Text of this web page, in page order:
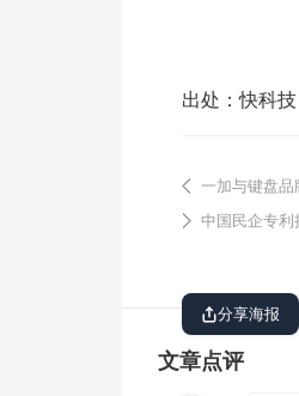
出处：快科技
一加与键盘品
中国民企专利授
分享海报
文章点评